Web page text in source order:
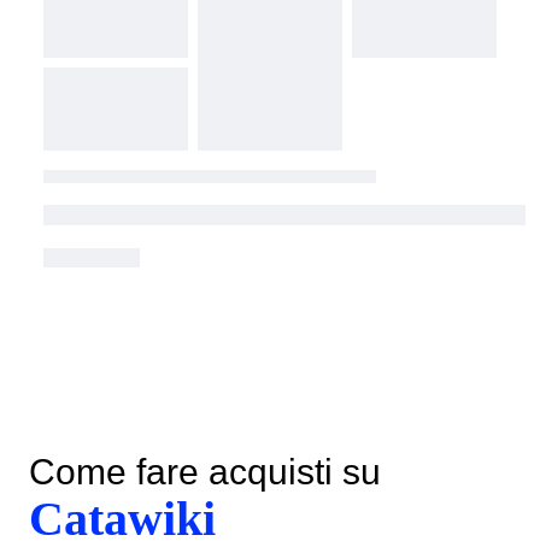
Come fare acquisti su
Catawiki